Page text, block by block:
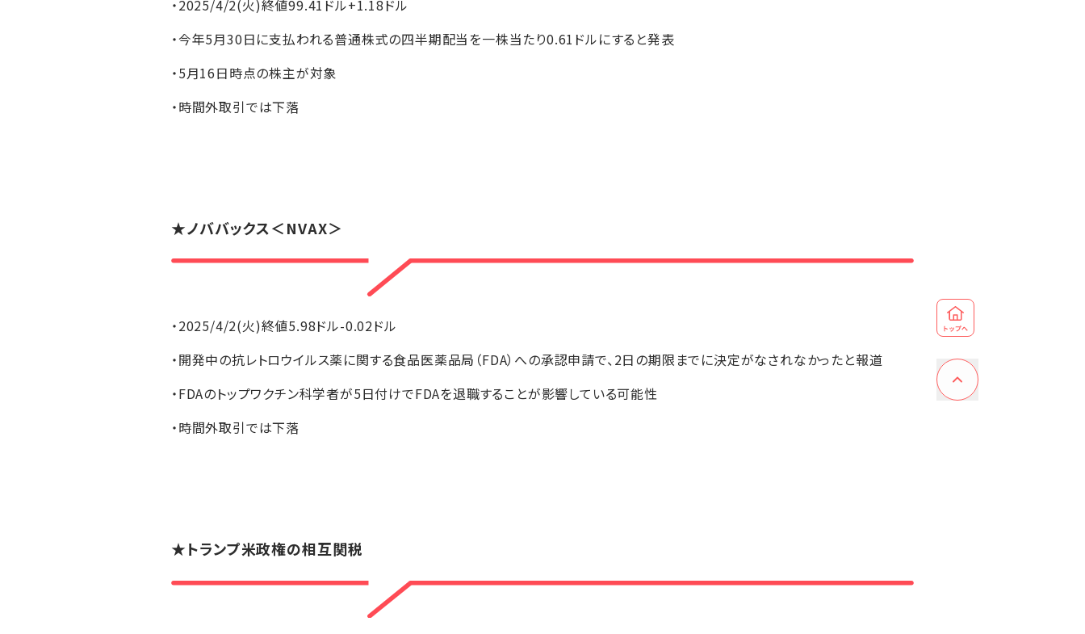
・2025/4/2(火)終値99.41ドル+1.18ドル
・今年5月30日に支払われる普通株式の四半期配当を一株当たり0.61ドルにすると発表
・5月16日時点の株主が対象
・時間外取引では下落
★ノババックス＜NVAX＞
・2025/4/2(火)終値5.98ドル-0.02ドル
・開発中の抗レトロウイルス薬に関する食品医薬品局（FDA）への承認申請で、2日の期限までに決定がなされなかったと報道
・FDAのトップワクチン科学者が5日付けでFDAを退職することが影響している可能性
・時間外取引では下落
★トランプ米政権の相互関税